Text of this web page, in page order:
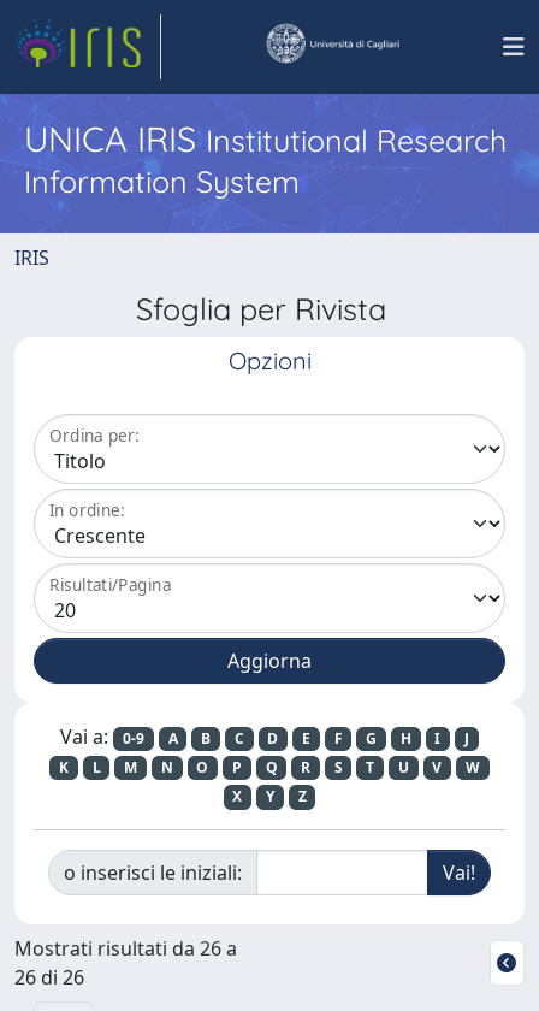
UNICA IRISInstitutional Research
Information System
IRIS
Sfoglia per Rivista
Opzioni
Ordina per:
In ordine:
Risultati/Pagina
Vai a: 0-9 A B C D E F G H I
J
K
L M N O P Q R S T U V
W
X
Y Z
o inserisci le iniziali:
Mostrati risultati da 26 a
26 di 26